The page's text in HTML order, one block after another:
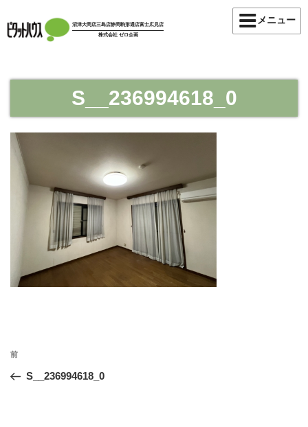
ン
テ
沼津大岡店三島店静岡駒形通店富士広見店
株式会社 ゼロ企画
メニュー
S__236994618_0
投
ナ
前
の
前
S__236994618_0